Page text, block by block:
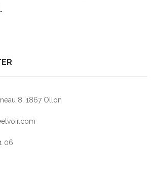
8, 1867 Ollon
06